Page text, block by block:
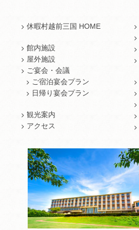
休暇村越前三国 HOME
館内施設
屋外施設
ご宴会・会議
ご宿泊宴会プラン
日帰り宴会プラン
観光案内
アクセス